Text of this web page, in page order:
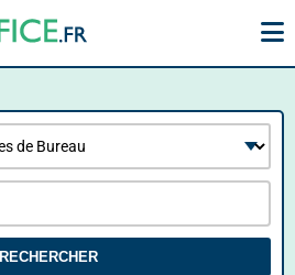
RECHERCHER